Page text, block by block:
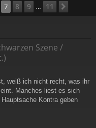
7 8 9 11
Szene /
weiß ich nicht recht, was ihr
Manches liest es sich
Kontra geben